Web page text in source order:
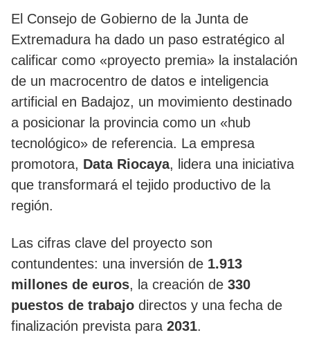
El Consejo de Gobierno de la Junta de
Extremadura ha dado un paso estratégico al
calificar como «proyecto premia» la instalación
de un macrocentro de datos e inteligencia
artificial en Badajoz, un movimiento destinado
a posicionar la provincia como un «hub
tecnológico» de referencia. La empresa
promotora, Data Riocaya, lidera una iniciativa
que transformará el tejido productivo de la
región.
Las cifras clave del proyecto son
contundentes: una inversión de 1.913
millones de euros, la creación de 330
puestos de trabajo directos y una fecha de
finalización prevista para 2031.